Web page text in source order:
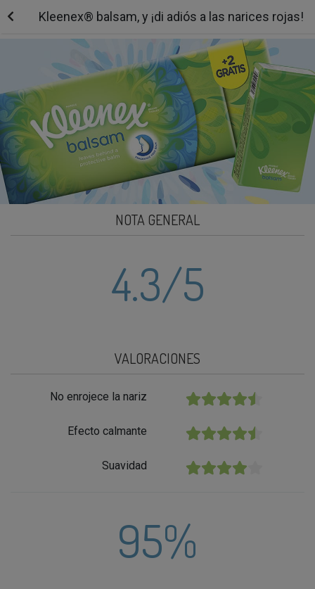
Kleenex® balsam, y ¡di adiós a las narices rojas!
NOTA GENERAL
4.3/5
VALORACIONES
No enrojece la nariz ★★★★★
Efecto calmante ★★★★★
Suavidad ★★★★★
95%